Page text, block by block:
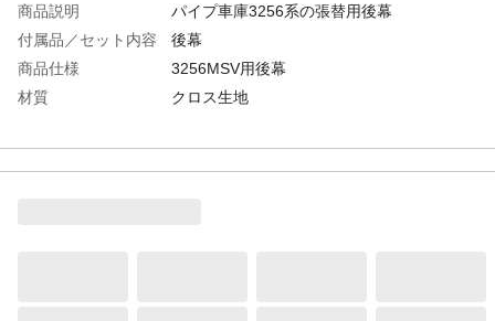
商品説明
パイプ車庫3256系の張替用後幕
付属品／セット内容
後幕
商品仕様
3256MSV用後幕
材質
クロス生地